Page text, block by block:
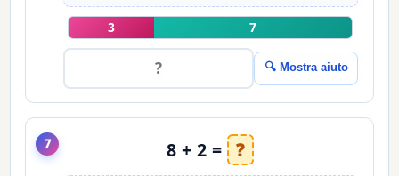
3 7
🔍 Mostra aiuto
7 8 + 2 = ?